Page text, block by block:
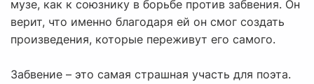
музе, как к союзнику в борьбе против забвения. Он
верит, что именно благодаря ей он смог создать
произведения, которые переживут его самого.
Забвение – это самая страшная участь для поэта.